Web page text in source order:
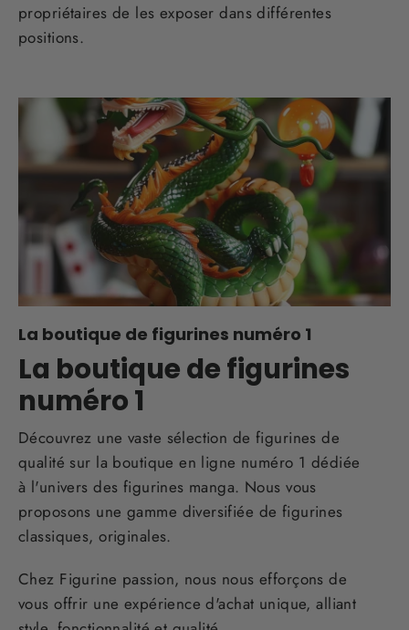
propriétaires de les exposer dans différentes
positions.
La boutique de figurines numéro 1
La boutique de figurines
numéro 1
Découvrez une vaste sélection de figurines de
qualité sur la boutique en ligne numéro 1 dédiée
à l'univers des figurines manga. Nous vous
proposons une gamme diversifiée de figurines
classiques, originales.
Chez Figurine passion, nous nous efforçons de
vous offrir une expérience d'achat unique, alliant